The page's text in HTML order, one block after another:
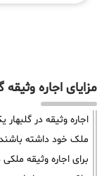
مزایای اجاره وثیقه
اجاره وثیقه در
ملک خود داشته
برای اجاره وثیقه